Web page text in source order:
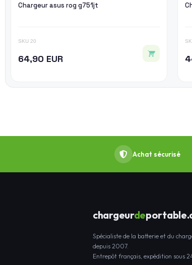
Chargeur asus rog g751jt
SKU 20
64,90 EUR
Achat sécurisé
chargeurde
Spécialiste de la batterie et du
depuis 2007.
Entrepôt français, expédition sous